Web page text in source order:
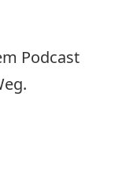
Podcast